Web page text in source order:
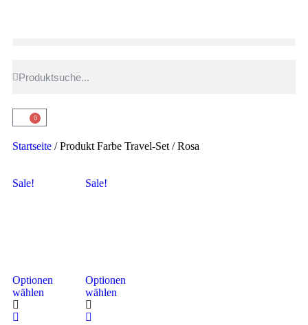
0
Startseite / Produkt Farbe Travel-Set / Rosa
Sale!
Optionen
wählen
Sale!
Optionen
wählen